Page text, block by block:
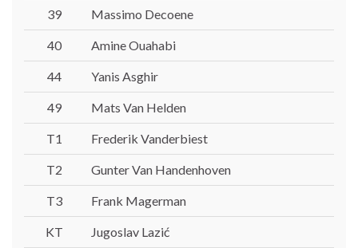
39 Massimo Decoene
40 Amine Ouahabi
44 Yanis Asghir
49 Mats Van Helden
T1 Frederik Vanderbiest
T2 Gunter Van Handenhoven
T3 Frank Magerman
KT Jugoslav Lazić